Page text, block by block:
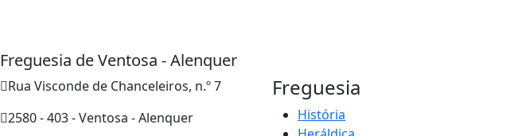
Freguesia de Ventosa - Alenquer
Rua Visconde de Chanceleiros, n.º 7
2580 - 403 - Ventosa - Alenquer
Freguesia
História